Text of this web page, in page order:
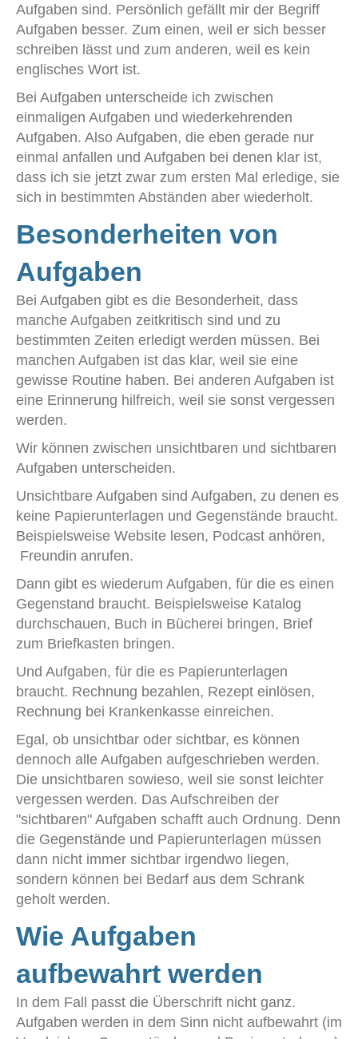
Aufgaben sind. Persönlich gefällt mir der Begriff
Aufgaben besser. Zum einen, weil er sich besser
schreiben lässt und zum anderen, weil es kein
englisches Wort ist.
Bei Aufgaben unterscheide ich zwischen
einmaligen Aufgaben und wiederkehrenden
Aufgaben. Also Aufgaben, die eben gerade nur
einmal anfallen und Aufgaben bei denen klar ist,
dass ich sie jetzt zwar zum ersten Mal erledige, sie
sich in bestimmten Abständen aber wiederholt.
Besonderheiten von
Aufgaben
Bei Aufgaben gibt es die Besonderheit, dass
manche Aufgaben zeitkritisch sind und zu
bestimmten Zeiten erledigt werden müssen. Bei
manchen Aufgaben ist das klar, weil sie eine
gewisse Routine haben. Bei anderen Aufgaben ist
eine Erinnerung hilfreich, weil sie sonst vergessen
werden.
Wir können zwischen unsichtbaren und sichtbaren
Aufgaben unterscheiden.
Unsichtbare Aufgaben sind Aufgaben, zu denen es
keine Papierunterlagen und Gegenstände braucht.
Beispielsweise Website lesen, Podcast anhören,
Freundin anrufen.
Dann gibt es wiederum Aufgaben, für die es einen
Gegenstand braucht. Beispielsweise Katalog
durchschauen, Buch in Bücherei bringen, Brief
zum Briefkasten bringen.
Und Aufgaben, für die es Papierunterlagen
braucht. Rechnung bezahlen, Rezept einlösen,
Rechnung bei Krankenkasse einreichen.
Egal, ob unsichtbar oder sichtbar, es können
dennoch alle Aufgaben aufgeschrieben werden.
Die unsichtbaren sowieso, weil sie sonst leichter
vergessen werden. Das Aufschreiben der
"sichtbaren" Aufgaben schafft auch Ordnung. Denn
die Gegenstände und Papierunterlagen müssen
dann nicht immer sichtbar irgendwo liegen,
sondern können bei Bedarf aus dem Schrank
geholt werden.
Wie Aufgaben
aufbewahrt werden
In dem Fall passt die Überschrift nicht ganz.
Aufgaben werden in dem Sinn nicht aufbewahrt (im